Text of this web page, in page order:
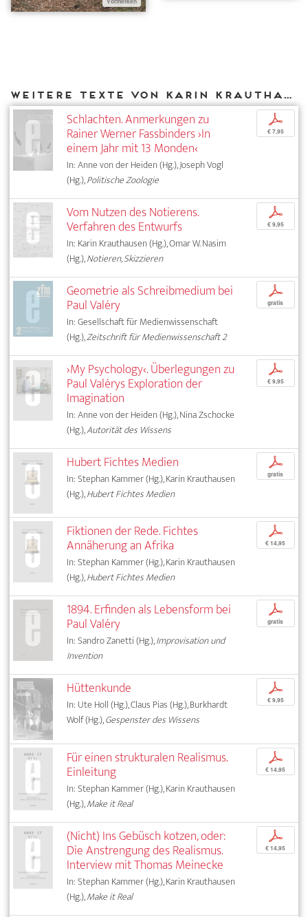
Weitere Texte von Karin Krauthausen bei DIAPHANES
Schlachten. Anmerkungen zu
Rainer Werner Fassbinders ›In
einem Jahr mit 13 Monden‹
In: Anne von der Heiden (Hg.), Joseph Vogl
(Hg.),Politische Zoologie
p
€ 7,95
Vom Nutzen des Notierens.
Verfahren des Entwurfs
In: Karin Krauthausen (Hg.), Omar W. Nasim
(Hg.),Notieren, Skizzieren
p
€ 9,95
Geometrie als Schreibmedium bei
Paul Valéry
In: Gesellschaft für Medienwissenschaft
(Hg.),Zeitschrift für Medienwissenschaft 2
p
gratis
›My Psychology‹. Überlegungen zu
Paul Valérys Exploration der
Imagination
In: Anne von der Heiden (Hg.), Nina Zschocke
(Hg.),Autorität des Wissens
p
€ 9,95
Hubert Fichtes Medien
In: Stephan Kammer (Hg.), Karin Krauthausen
(Hg.),Hubert Fichtes Medien
p
gratis
Fiktionen der Rede. Fichtes
Annäherung an Afrika
In: Stephan Kammer (Hg.), Karin Krauthausen
(Hg.),Hubert Fichtes Medien
p
€ 14,95
1894. Erfinden als Lebensform bei
Paul Valéry
In: Sandro Zanetti (Hg.),Improvisation und
Invention
p
gratis
Hüttenkunde
In: Ute Holl (Hg.), Claus Pias (Hg.), Burkhardt
Wolf (Hg.),Gespenster des Wissens
p
€ 9,95
Für einen strukturalen Realismus.
Einleitung
In: Stephan Kammer (Hg.), Karin Krauthausen
(Hg.),Make it Real
p
€ 14,95
(Nicht) Ins Gebüsch kotzen, oder:
Die Anstrengung des Realismus.
Interview mit Thomas Meinecke
In: Stephan Kammer (Hg.), Karin Krauthausen
(Hg.),Make it Real
p
€ 14,95